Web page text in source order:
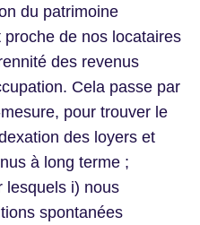
du patrimoine
de nos locataires
des revenus
Cela passe par
pour trouver le
des loyers et
à long terme ;
lesquels i) nous
spontanées